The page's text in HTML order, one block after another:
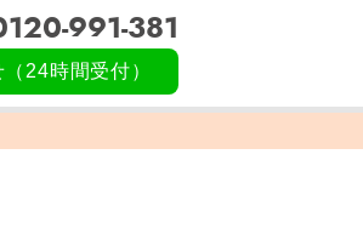
991-381
24時間受付）